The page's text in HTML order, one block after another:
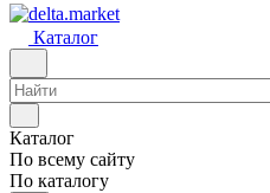
Каталог
Каталог
По всему сайту
По каталогу